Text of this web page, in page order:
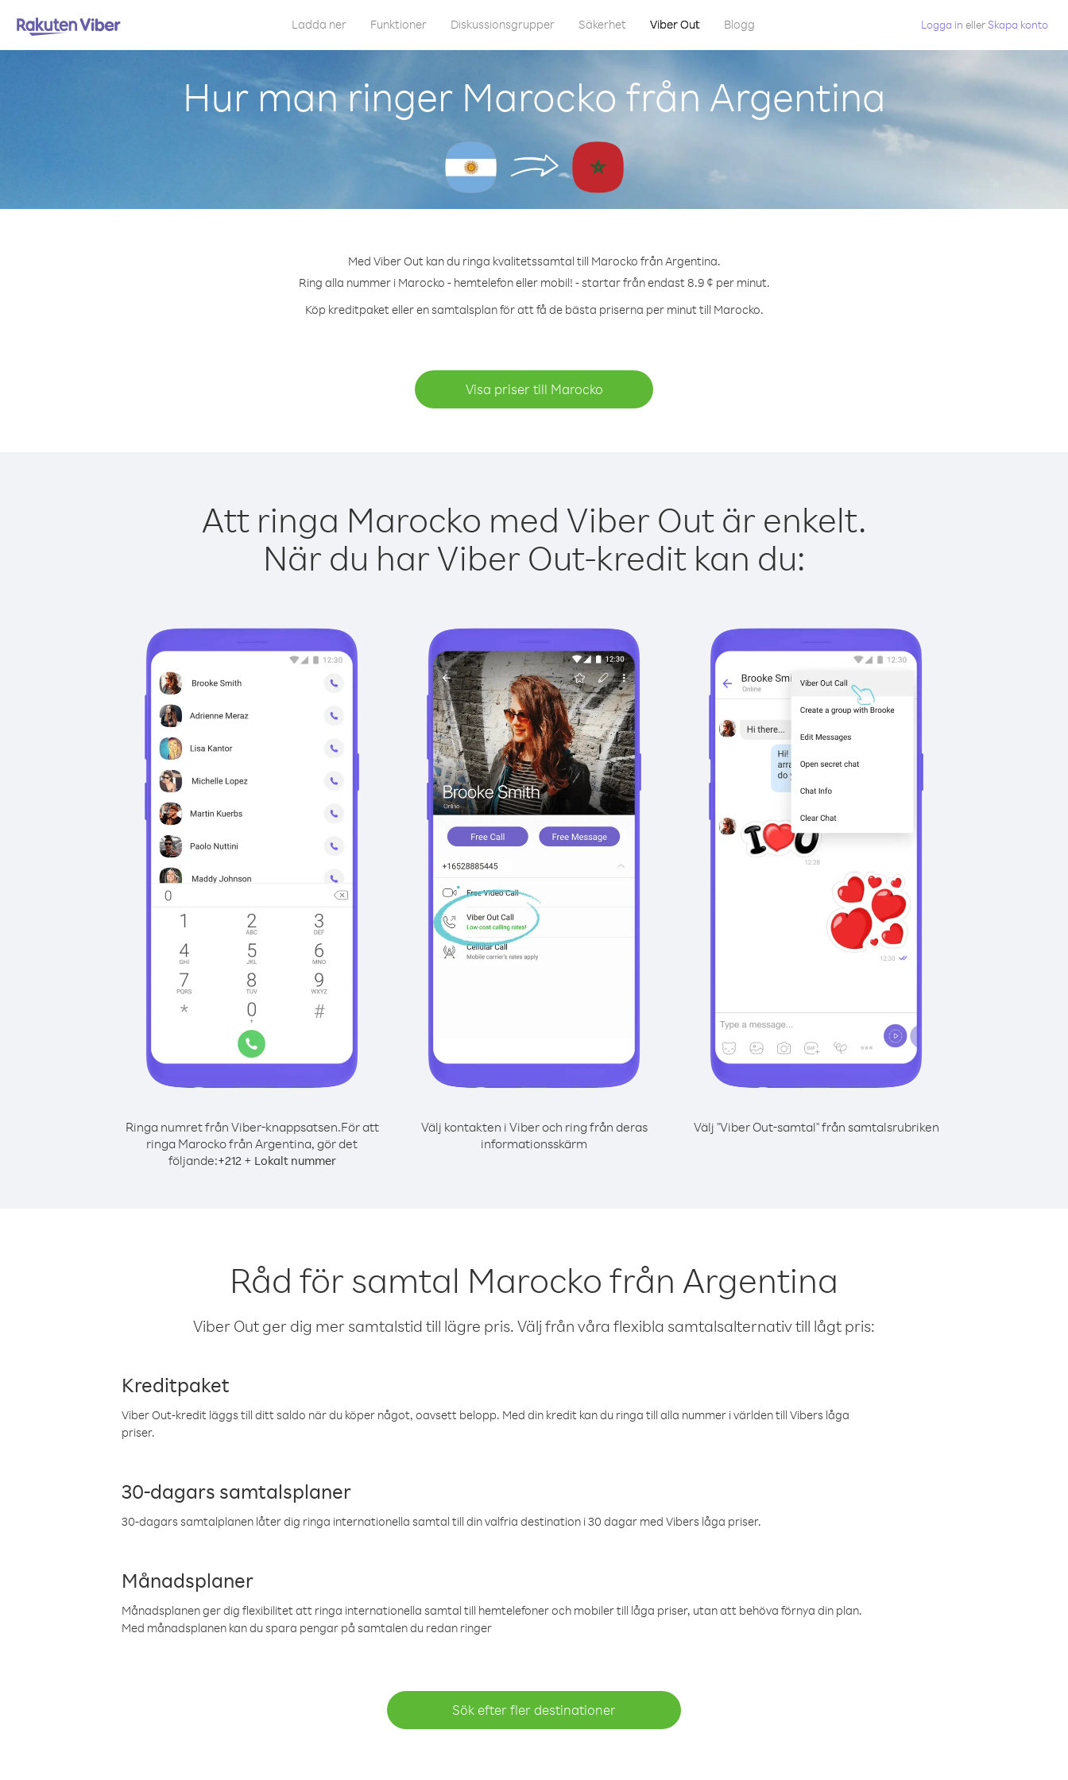
Ladda ner Funktioner Diskussionsgrupper Säkerhet Viber Out Blogg Logga in eller Skapa konto
Hur man ringer Marocko från Argentina
Med Viber Out kan du ringa kvalitetssamtal till Marocko från Argentina.
Ring alla nummer i Marocko - hemtelefon eller mobil! - startar från endast 8.9 ¢ per minut.
Köp kreditpaket eller en samtalsplan för att få de bästa priserna per minut till Marocko.
Visa priser till Marocko
Att ringa Marocko med Viber Out är enkelt.
När du har Viber Out-kredit kan du:
Ringa numret från Viber-knappsatsen.För att
ringa Marocko från Argentina, gör det
följande:+212+ Lokalt nummer
Välj kontakten i Viber och ring från deras
informationsskärm
Välj "Viber Out-samtal" från samtalsrubriken
Råd för samtal Marocko från Argentina
Viber Out ger dig mer samtalstid till lägre pris. Välj från våra flexibla samtalsalternativ till lågt pris:
Kreditpaket
Viber Out-kredit läggs till ditt saldo när du köper något, oavsett belopp. Med din kredit kan du ringa till alla nummer i världen till Vibers låga
priser.
30-dagars samtalsplaner
30-dagars samtalplanen låter dig ringa internationella samtal till din valfria destination i 30 dagar med Vibers låga priser.
Månadsplaner
Månadsplanen ger dig flexibilitet att ringa internationella samtal till hemtelefoner och mobiler till låga priser, utan att behöva förnya din plan.
Med månadsplanen kan du spara pengar på samtalen du redan ringer
Sök efter fler destinationer